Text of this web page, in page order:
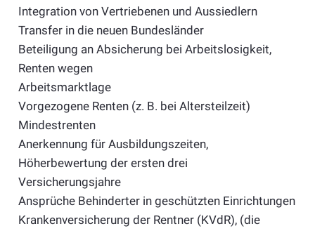
Integration von Vertriebenen und Aussiedlern
Transfer in die neuen Bundesländer
Beteiligung an Absicherung bei Arbeitslosigkeit,
Renten wegen
Arbeitsmarktlage
Vorgezogene Renten (z. B. bei Altersteilzeit)
Mindestrenten
Anerkennung für Ausbildungszeiten,
Höherbewertung der ersten drei
Versicherungsjahre
Ansprüche Behinderter in geschützten Einrichtungen
Krankenversicherung der Rentner (KVdR), (die